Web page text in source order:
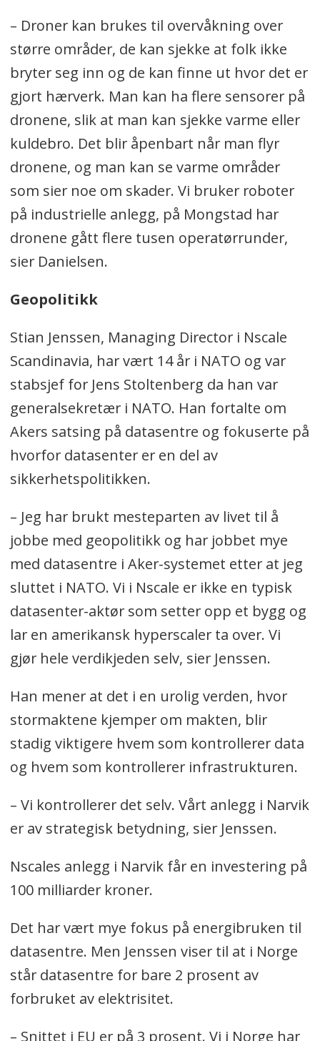
– Droner kan brukes til overvåkning over
større områder, de kan sjekke at folk ikke
bryter seg inn og de kan finne ut hvor det er
gjort hærverk. Man kan ha flere sensorer på
dronene, slik at man kan sjekke varme eller
kuldebro. Det blir åpenbart når man flyr
dronene, og man kan se varme områder
som sier noe om skader. Vi bruker roboter
på industrielle anlegg, på Mongstad har
dronene gått flere tusen operatørrunder,
sier Danielsen.
Geopolitikk
Stian Jenssen, Managing Director i Nscale
Scandinavia, har vært 14 år i NATO og var
stabsjef for Jens Stoltenberg da han var
generalsekretær i NATO. Han fortalte om
Akers satsing på datasentre og fokuserte på
hvorfor datasenter er en del av
sikkerhetspolitikken.
– Jeg har brukt mesteparten av livet til å
jobbe med geopolitikk og har jobbet mye
med datasentre i Aker-systemet etter at jeg
sluttet i NATO. Vi i Nscale er ikke en typisk
datasenter-aktør som setter opp et bygg og
lar en amerikansk hyperscaler ta over. Vi
gjør hele verdikjeden selv, sier Jenssen.
Han mener at det i en urolig verden, hvor
stormaktene kjemper om makten, blir
stadig viktigere hvem som kontrollerer data
og hvem som kontrollerer infrastrukturen.
– Vi kontrollerer det selv. Vårt anlegg i Narvik
er av strategisk betydning, sier Jenssen.
Nscales anlegg i Narvik får en investering på
100 milliarder kroner.
Det har vært mye fokus på energibruken til
datasentre. Men Jenssen viser til at i Norge
står datasentre for bare 2 prosent av
forbruket av elektrisitet.
– Snittet i EU er på 3 prosent. Vi i Norge har